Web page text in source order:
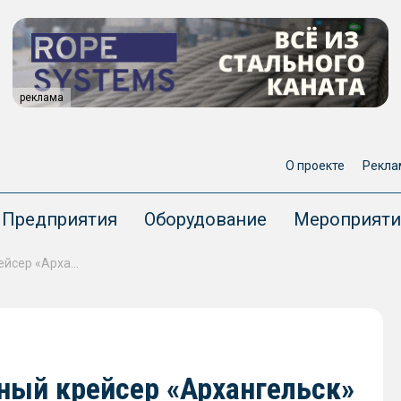
реклама
О проекте
Предприятия Оборудование
крейсер «Архангельск»